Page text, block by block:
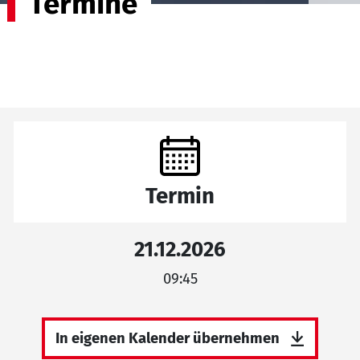
Termin
21.12.2026
09:45
In eigenen Kalender übernehmen